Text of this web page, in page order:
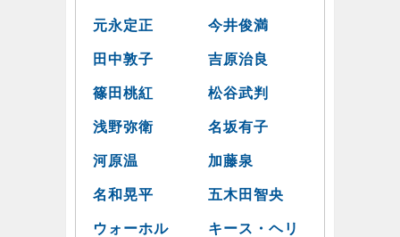
元永定正 今井俊満
田中敦子 吉原治良
篠田桃紅 松谷武判
浅野弥衛 名坂有子
河原温 加藤泉
名和晃平 五木田智央
ウォーホル
キース・ヘリ